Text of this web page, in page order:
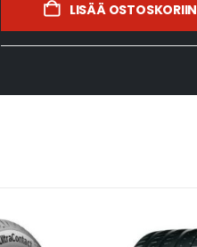
LISÄÄ OSTOSKORIIN